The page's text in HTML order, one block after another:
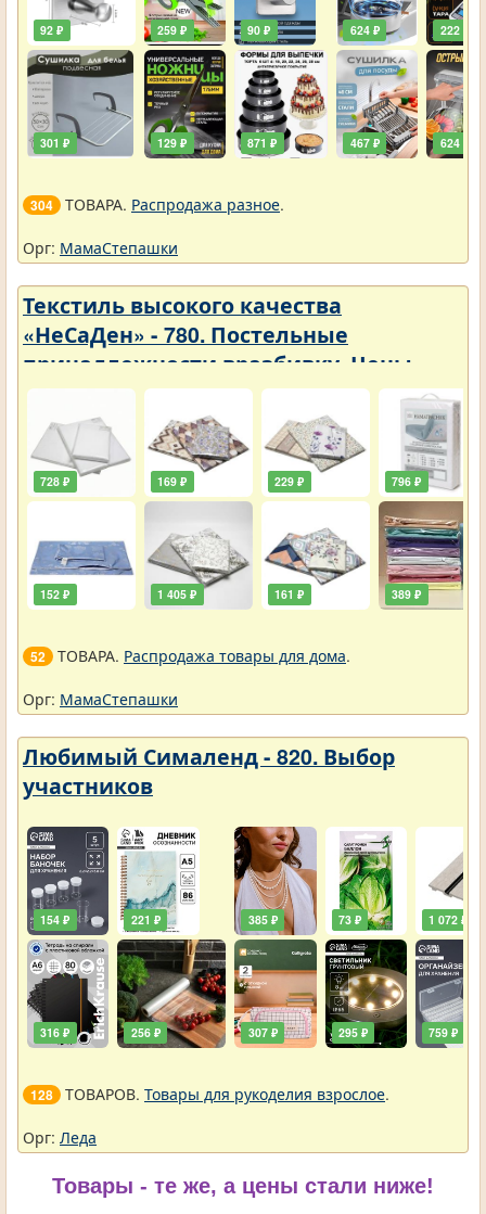
92 ₽
301 ₽
259 ₽
129 ₽
90 ₽
871 ₽
624 ₽
467 ₽
222 ₽
624 ₽
304 ТОВАРА. Распродажа разное.
Орг: МамаСтепашки
Текстиль высокого качества
«НеСаДен» - 780. Постельные
принадлежности вразбивку. Цены
упали
728 ₽
152 ₽
169 ₽
1 405 ₽
229 ₽
161 ₽
796 ₽
389 ₽
52 ТОВАРА. Распродажа товары для дома.
Орг: МамаСтепашки
Любимый Сималенд - 820. Выбор
участников
154 ₽
316 ₽
221 ₽
256 ₽
385 ₽
307 ₽
73 ₽
295 ₽
1 072 ₽
759 ₽
128 ТОВАРОВ. Товары для рукоделия взрослое.
Орг: Леда
Товары - те же, а цены стали ниже!